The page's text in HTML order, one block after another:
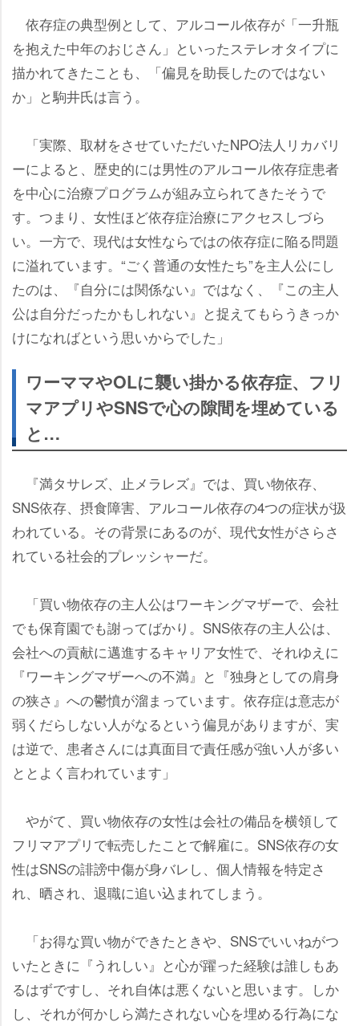
依存症の典型例として、アルコール依存が「一升瓶
を抱えた中年のおじさん」といったステレオタイプに
描かれてきたことも、「偏見を助長したのではない
か」と駒井氏は言う。
「実際、取材をさせていただいたNPO法人リカバリ
ーによると、歴史的には男性のアルコール依存症患者
を中心に治療プログラムが組み立られてきたそうで
す。つまり、女性ほど依存症治療にアクセスしづら
い。一方で、現代は女性ならではの依存症に陥る問題
に溢れています。“ごく普通の女性たち”を主人公にし
たのは、『自分には関係ない』ではなく、『この主人
公は自分だったかもしれない』と捉えてもらうきっか
けになればという思いからでした」
ワーママやOLに襲い掛かる依存症、フリ
マアプリやSNSで心の隙間を埋めている
と…
『満タサレズ、止メラレズ』では、買い物依存、
SNS依存、摂食障害、アルコール依存の4つの症状が扱
われている。その背景にあるのが、現代女性がさらさ
れている社会的プレッシャーだ。
「買い物依存の主人公はワーキングマザーで、会社
でも保育園でも謝ってばかり。SNS依存の主人公は、
会社への貢献に邁進するキャリア女性で、それゆえに
『ワーキングマザーへの不満』と『独身としての肩身
の狭さ』への鬱憤が溜まっています。依存症は意志が
弱くだらしない人がなるという偏見がありますが、実
は逆で、患者さんには真面目で責任感が強い人が多い
ととよく言われています」
がて、買い物依存の女性は会社の備品を横領して
フリマアプリで転売したことで解雇に。SNS依存の女
性はSNSの誹謗中傷が身バレし、個人情報を特定さ
れ、晒され、退職に追い込まれてしまう。
「お得な買い物ができたときや、SNSでいいねがつ
いたときに『うれしい』と心が躍った経験は誰しもあ
るはずですし、それ自体は悪くないと思います。しか
し、それが何かしら満たされない心を埋める行為にな